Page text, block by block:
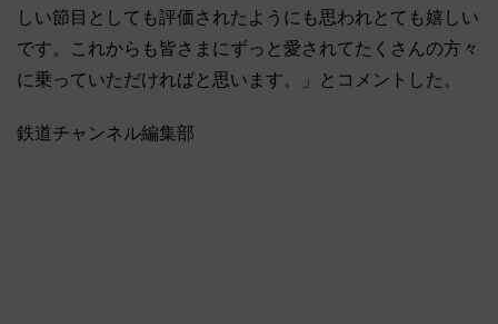
しい節目としても評価されたようにも思われとても嬉しい
です。これからも皆さまにずっと愛されてたくさんの方々
に乗っていただければと思います。」とコメントした。
鉄道チャンネル編集部